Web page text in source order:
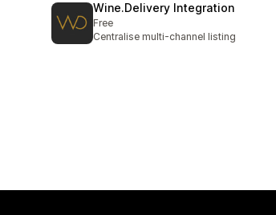
Wine.Delivery Integration
Free
Centralise multi-channel listing